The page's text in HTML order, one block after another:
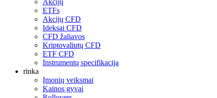
ETFs
Akcijų CFD
Ideksai CFD
CFD žaliavos
Kriptovaliutų CFD
ETF CFD
Instrumentų specifikacija
rinka
Įmonių veiksmai
Kainos gyvai